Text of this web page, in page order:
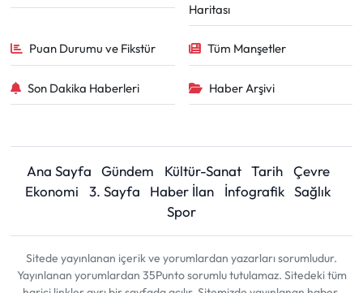
Haritası
Puan Durumu ve Fikstür Tüm Manşetler
Son Dakika Haberleri Haber Arşivi
Ana Sayfa Gündem Kültür-Sanat Tarih
Çevre
Ekonomi
3. Sayfa Haber İlan İnfografik Sağlık
Spor
Sitede yayınlanan içerik ve yorumlardan yazarları sorumludur.
Yayınlanan yorumlardan 35Punto sorumlu tutulamaz. Sitedeki tüm